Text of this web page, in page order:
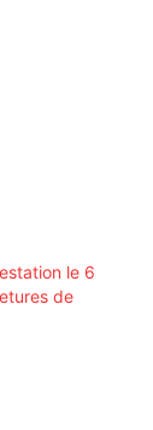
le 6
de